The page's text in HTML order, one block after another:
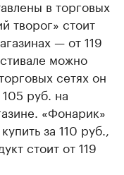
в торговых
творог» стоит
— от 119
можно
сетях он
руб. на
«Фонарик»
за 110 руб.,
стоит от 119